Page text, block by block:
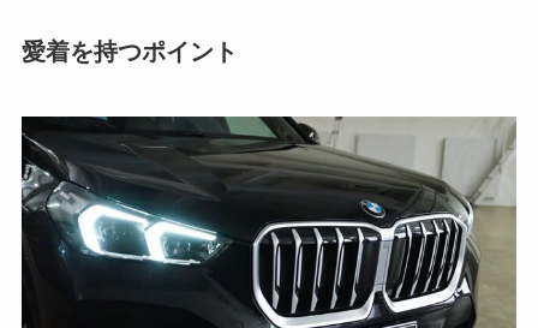
愛着を持つポイント